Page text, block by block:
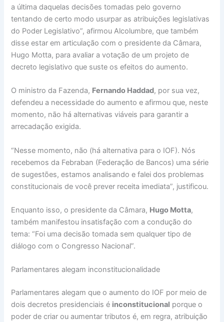
a última daquelas decisões tomadas pelo governo
tentando de certo modo usurpar as atribuições legislativas
do Poder Legislativo”, afirmou Alcolumbre, que também
disse estar em articulação com o presidente da Câmara,
Hugo Motta, para avaliar a votação de um projeto de
decreto legislativo que suste os efeitos do aumento.
O ministro da Fazenda, Fernando Haddad, por sua vez,
defendeu a necessidade do aumento e afirmou que, neste
momento, não há alternativas viáveis para garantir a
arrecadação exigida.
“Nesse momento, não (há alternativa para o IOF). Nós
recebemos da Febraban (Federação de Bancos) uma série
de sugestões, estamos analisando e falei dos problemas
constitucionais de você prever receita imediata”, justificou.
Enquanto isso, o presidente da Câmara, Hugo Motta,
também manifestou insatisfação com a condução do
tema: “Foi uma decisão tomada sem qualquer tipo de
diálogo com o Congresso Nacional”.
Parlamentares alegam inconstitucionalidade
Parlamentares alegam que o aumento do IOF por meio de
dois decretos presidenciais é inconstitucional porque o
poder de criar ou aumentar tributos é, em regra, atribuição